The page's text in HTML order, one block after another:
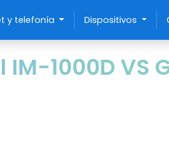
y telefonía Dispositivos
1000D VS